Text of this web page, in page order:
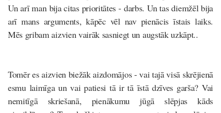
Un arī man bija citas prioritātes - darbs. Un tas diemžēl bija
arī mans arguments, kāpēc vēl nav pienācis īstais laiks.
Mēs gribam aizvien vairāk sasniegt un augstāk uzkāpt..
Tomēr es aizvien biežāk aizdomājos - vai tajā visā skrējienā
esmu laimīga un vai patiesi tā ir tā īstā dzīves garša? Vai
nemitīgā skriešanā, pienākumu jūgā slēpjas kāds